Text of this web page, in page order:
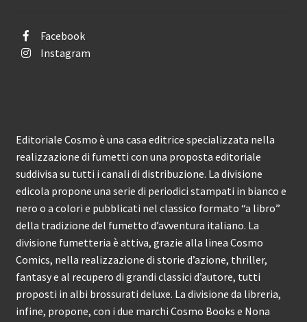
Facebook
Instagram
Editoriale Cosmo è una casa editrice specializzata nella
realizzazione di fumetti con una proposta editoriale
suddivisa su tutti i canali di distribuzione. La divisione
edicola propone una serie di periodici stampati in bianco e
nero o a colori e pubblicati nel classico formato “a libro”
della tradizione del fumetto d’avventura italiano. La
divisione fumetteria è attiva, grazie alla linea Cosmo
Comics, nella realizzazione di storie d’azione, thriller,
fantasy e al recupero di grandi classici d’autore, tutti
proposti in albi brossurati deluxe. La divisione da libreria,
infine, propone, con i due marchi Cosmo Books e Nona